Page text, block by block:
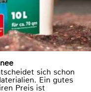
sich schon
Ein gutes
Preis ist